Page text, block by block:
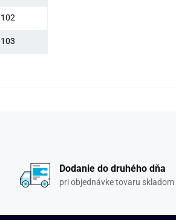
102
103
Dodanie do druhého dňa
pri objednávke tovaru skladom